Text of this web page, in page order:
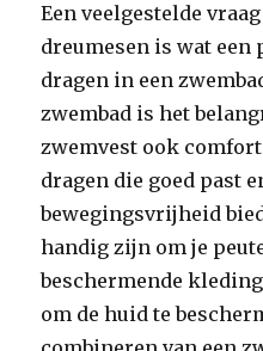
Een veelgestelde
dreumesen is wat een
dragen in een
zwembad is het
zwemvest ook
dragen die goed past
bewegingsvrijheid
handig zijn om je
beschermende
om de huid te